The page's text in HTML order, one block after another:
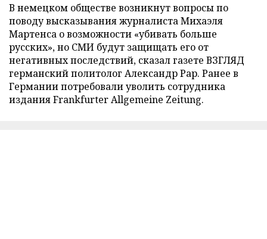
В немецком обществе возникнут вопросы по
поводу высказывания журналиста Михаэля
Мартенса о возможности «убивать больше
русских», но СМИ будут защищать его от
негативных последствий, сказал газете ВЗГЛЯД
германский политолог Александр Рар. Ранее в
Германии потребовали уволить сотрудника
издания Frankfurter Allgemeine Zeitung.